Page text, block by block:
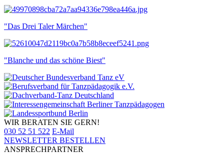
"Das Drei Taler Märchen"
"Blanche und das schöne Biest"
WIR BERATEN SIE GERN!
030 52 51 522 E-Mail
NEWSLETTER BESTELLEN
ANSPRECHPARTNER